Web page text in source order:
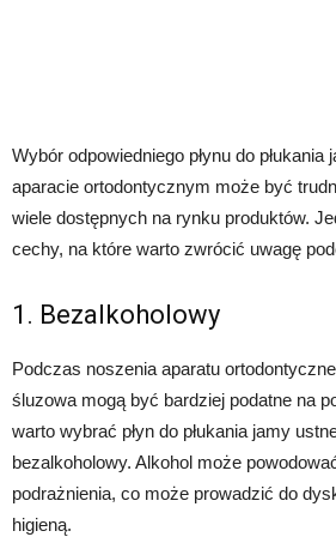
Wybór odpowiedniego płynu do płukania
aparacie ortodontycznym może być
wiele dostępnych na rynku produktów.
cechy, na które warto zwrócić uwagę
1. Bezalkoholowy
Podczas noszenia aparatu
śluzowa mogą być bardziej podatne na
warto wybrać płyn do płukania jamy
bezalkoholowy. Alkohol może
podrażnienia, co może prowadzić do
higieną.